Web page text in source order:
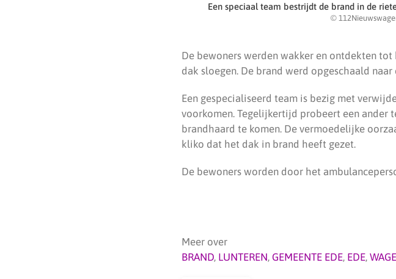
Een speciaal team bestrijdt de brand in de
©
De bewoners werden wakker en ontdekten
dak sloegen. De brand werd opgeschaald
Een gespecialiseerd team is bezig met
voorkomen. Tegelijkertijd probeert een ander
brandhaard te komen. De vermoedelijke
kliko dat het dak in brand heeft gezet.
De bewoners worden door het
Meer over
BRAND, LUNTEREN, GEMEENTE EDE, EDE,